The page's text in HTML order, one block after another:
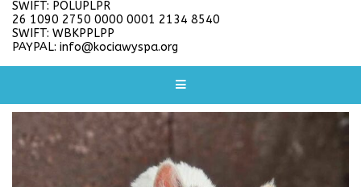
SWIFT: POLUPLPR
26 1090 2750 0000 0001 2134 8540
SWIFT: WBKPPLPP
PAYPAL: info@kociawyspa.org